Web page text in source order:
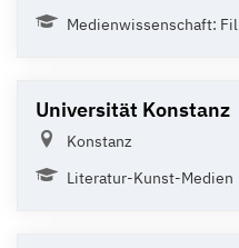
Medienwissenschaft:
Universität Konstanz
Konstanz
Literatur-Kunst-Medien